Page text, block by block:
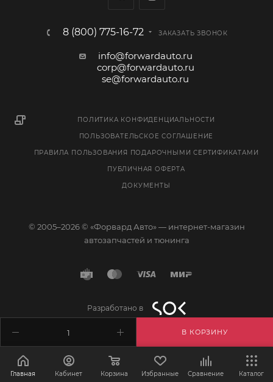
В КОРЗИНУ
8 (800) 775-16-72 ЗАКАЗАТЬ ЗВОНОК
info@forwardauto.ru
corp@forwardauto.ru
se@forwardauto.ru
ПОЛИТИКА КОНФИДЕНЦИАЛЬНОСТИ
ПОЛЬЗОВАТЕЛЬСКОЕ СОГЛАШЕНИЕ
ПРАВИЛА ПОЛЬЗОВАНИЯ ПОДАРОЧНЫМИ СЕРТИФИКАТАМИ
ПУБЛИЧНАЯ ОФЕРТА
ДОКУМЕНТЫ
© 2005–2026 © «Форвард Авто» — интернет-магазин
автозапчастей и тюнинга
Разработано в
Главная Кабинет Корзина Избранные Сравнение Каталог